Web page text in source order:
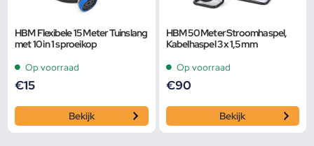
HBM Flexibele 15 Meter Tuinslang
met 10 in 1 sproeikop
Op voorraad
€15
Bekijk
HBM 50 Meter Stroomhaspel,
Kabelhaspel 3 x 1,5 mm
Op voorraad
€90
Bekijk